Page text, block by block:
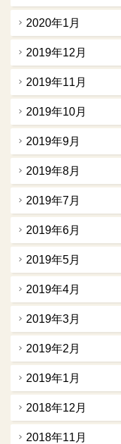
2020年1月
2019年12月
2019年11月
2019年10月
2019年9月
2019年8月
2019年7月
2019年6月
2019年5月
2019年4月
2019年3月
2019年2月
2019年1月
2018年12月
2018年11月